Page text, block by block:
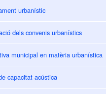
urbanístic
dels convenis urbanístics
municipal en matèria urbanística
capacitat acústica